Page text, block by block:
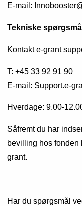
E-mail:
Tekniske
Kontakt e-grant
T: +45 33 92 91 90
E-mail: Support.e-
Hverdage: 9.00-
Såfremt du har
bevilling hos fonden
grant.
Har du spørgsmål